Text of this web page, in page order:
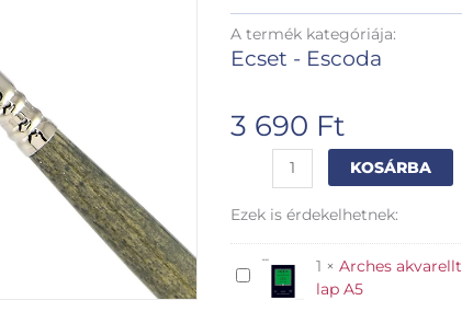
A termék kategóriája:
Ecset - Escoda
3 690 Ft
szintetikus
-
6
mennyiség
KOSÁRBA
Ezek is érdekelhetnek:
Arches
akvarelltömb
1 × Arches
lap A5